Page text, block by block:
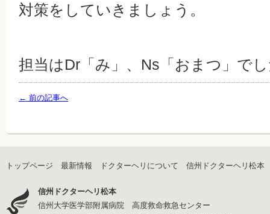
対策をしていきましょう。
担当はDr「み」、Ns「おまつ」で
← 前の記事へ
トップページ 最新情報 ドクターヘリについて 信州ドクターヘリ松本
信州ドクターヘリ松本
信州大学医学部附属病院 高度救命救急センター